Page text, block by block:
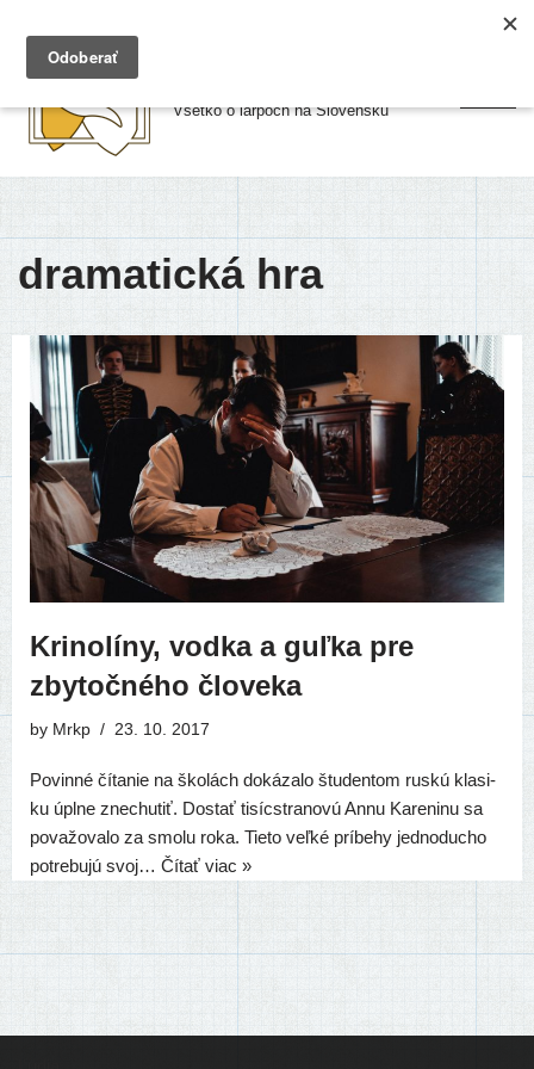
Preskočiť
Všetko o larpoch na Slovensku
dramatická hra
Krinolíny, vodka a guľka pre
zbytočného človeka
by Mrkp 23. 10. 2017
Povinné číta­nie na ško­lách doká­za­lo štu­den­tom rus­kú kla­si­
ku úpl­ne zne­chu­tiť. Dostať tisíc­stra­no­vú Annu Kareninu sa
pova­žo­va­lo za smo­lu roka. Tieto veľ­ké prí­be­hy jed­no­du­cho
potre­bu­jú svoj… Čítať viac »